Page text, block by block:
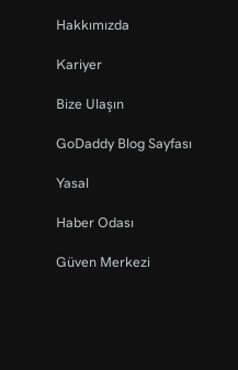
Hakkımızda
Kariyer
Bize Ulaşın
GoDaddy Blog Sayfası
Yasal
Haber Odası
Güven Merkezi